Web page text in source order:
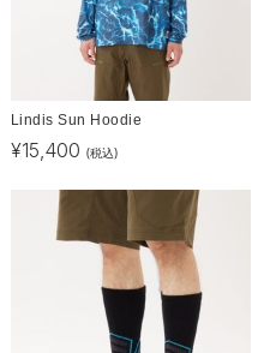
Lindis Sun Hoodie
¥15,400 (税込)